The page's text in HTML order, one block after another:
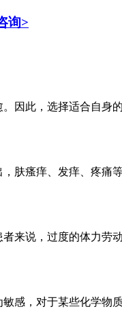
询>
因此，选择适合自
，肤瘙痒、发痒、疼痛
来说，过度的体力
感，对于某些化学物